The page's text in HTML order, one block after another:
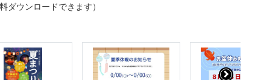
ダウンロードできます）